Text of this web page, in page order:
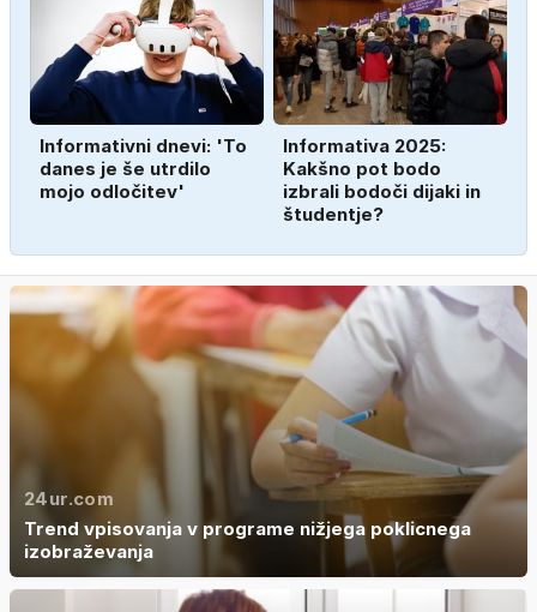
Informativni dnevi: 'To
danes je še utrdilo
mojo odločitev'
Informativa 2025:
Kakšno pot bodo
izbrali bodoči dijaki in
študentje?
24ur.com
Trend vpisovanja v programe nižjega poklicnega
izobraževanja